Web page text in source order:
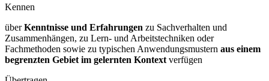
Kennen
überKenntnisse und Erfahrungen zu Sachverhalten und
Zusammenhängen, zu Lern- und Arbeitstechniken oder
Fachmethoden sowie zu typischen Anwendungsmustern aus einem
begrenzten Gebiet im gelernten Kontext verfügen